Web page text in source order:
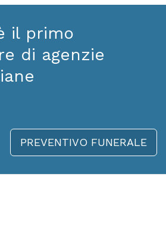
il primo
di agenzie
PREVENTIVO FUNERALE